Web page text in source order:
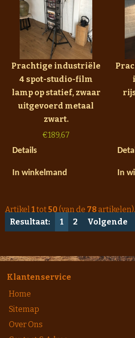
Prachtige industriële
4 spot-studio-film
lamp op statief, zwaar
uitgevoerd metaal
zwart.
€189,67
Details
In winkelmand In
Artikel1tot50(van de 78artikelen).
Resultaat:
1 2 Volgende
Klantenservice
Home
Sitemap
Over Ons